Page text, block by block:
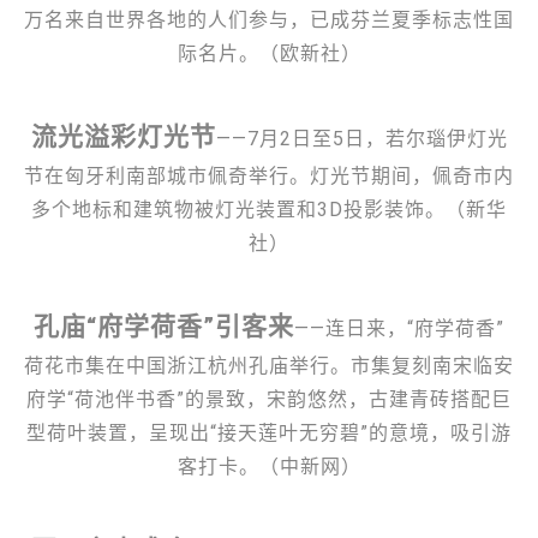
万名来自世界各地的人们参与，已成芬兰夏季标志性国
际名片。（欧新社）
流光溢彩灯光节——7月2日至5日，若尔瑙伊灯光
节在匈牙利南部城市佩奇举行。灯光节期间，佩奇市内
多个地标和建筑物被灯光装置和3D投影装饰。（新华
社）
孔庙“府学荷香”引客来——连日来，“府学荷香”
荷花市集在中国浙江杭州孔庙举行。市集复刻南宋临安
府学“荷池伴书香”的景致，宋韵悠然，古建青砖搭配巨
型荷叶装置，呈现出“接天莲叶无穷碧”的意境，吸引游
客打卡。（中新网）